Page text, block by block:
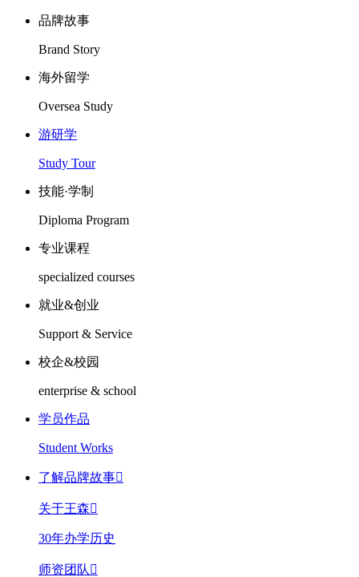
品牌故事
Brand Story
海外留学
Oversea Study
游研学
Study Tour
技能·学制
Diploma Program
专业课程
specialized courses
就业&创业
Support & Service
校企&校园
enterprise & school
学员作品
Student Works
了解品牌故事
关于王森
30年办学历史
师资团队 